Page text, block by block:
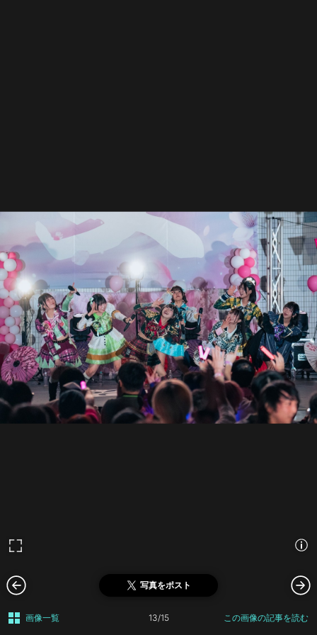
写真をポスト
画像一覧 13/15 この画像の記事を読む